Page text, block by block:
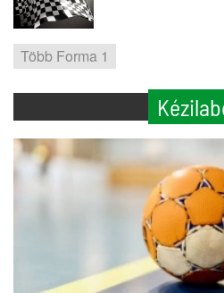
Több Forma 1